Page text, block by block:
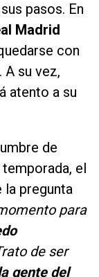
pasos. En
Madrid
con
A su vez,
atento a su
de
el
la pregunta
para
de ser
gente del